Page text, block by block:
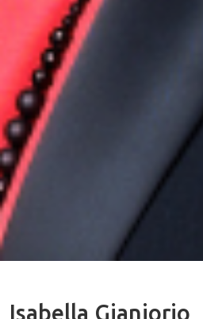
Isabella Gianjorio